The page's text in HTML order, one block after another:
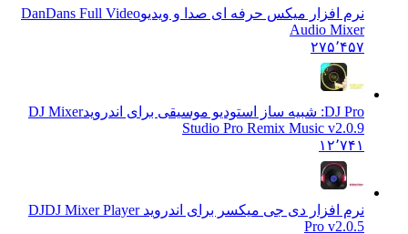
نرم افزار میکس حرفه ای صدا و ویدیوDanDans Full Video
Audio Mixer
۲۷۵٬۴۵۷
DJ Pro: شبیه ساز استودیو موسیقی برای اندروید
DJ Mixer
Studio Pro Remix Music v2.0.9
۱۲٬۷۴۱
نرم افزار دی جی میکسر برای اندروید DJDJ Mixer Player
Pro v2.0.5